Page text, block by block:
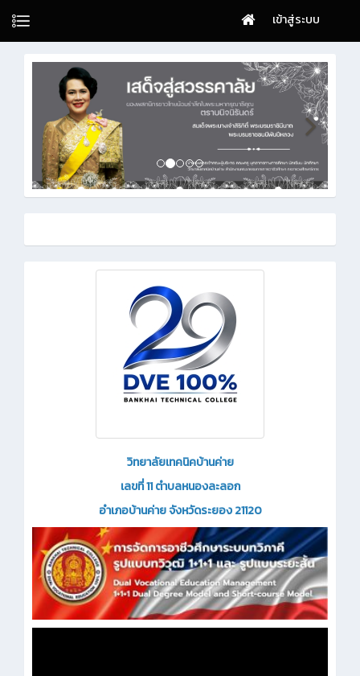
เข้าสู่ระบบ
วิทยาลัยเทคนิคบ้านค่าย
เลขที่ 11 ตำบลหนองละลอก
อำเภอบ้านค่าย จังหวัดระยอง 21120